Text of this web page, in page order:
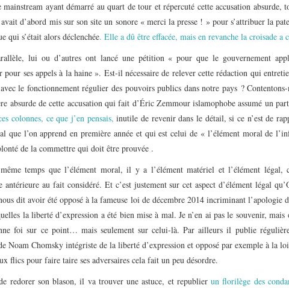
mainstream ayant démarré au quart de tour et répercuté cette accusation
d’abord mis sur son site un sonore « merci la presse ! » pour s’attribuer la
qui s’était alors déclenchée. Elle a dû être effacée, mais en revanche la croisade a
lui ou d’autres ont lancé une pétition « pour que le gouvernement
pour ses appels à la haine ». Est-il nécessaire de relever cette rédaction qui
le fonctionnement régulier des pouvoirs publics dans notre pays ?
absurde de cette accusation qui fait d’Éric Zemmour islamophobe assumé un
colonnes, ce que j’en pensais, inutile de revenir dans le détail, si ce n’est de
que l’on apprend en première année et qui est celui de « l’élément moral de
de la commettre qui doit être prouvée .
temps que l’élément moral, il y a l’élément matériel et l’élément légal,
antérieure au fait considéré. Et c’est justement sur cet aspect d’élément légal
dit avoir été opposé à la fameuse loi de décembre 2014 incriminant l’apologie
la liberté d’expression a été bien mise à mal. Je n’en ai pas le souvenir,
foi sur ce point… mais seulement sur celui-là. Par ailleurs il publie
Noam Chomsky intégriste de la liberté d’expression et opposé par exemple à la
flics pour faire taire ses adversaires cela fait un peu désordre.
redorer son blason, il va trouver une astuce, et republier un florilège des